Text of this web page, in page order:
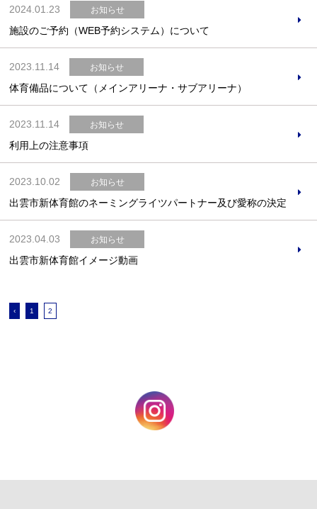
お問合せフォーム
予約システムはこちら
施設の空き状況
新規団体会員登録
2024.01.23 お知らせ
施設のご予約（WEB予約システム）について
2023.11.14 お知らせ
体育備品について（メインアリーナ・サブアリーナ）
2023.11.14 お知らせ
利用上の注意事項
2023.10.02 お知らせ
出雲市新体育館のネーミングライツパートナー及び愛称の決定
2023.04.03 お知らせ
出雲市新体育館イメージ動画
‹ 1 2